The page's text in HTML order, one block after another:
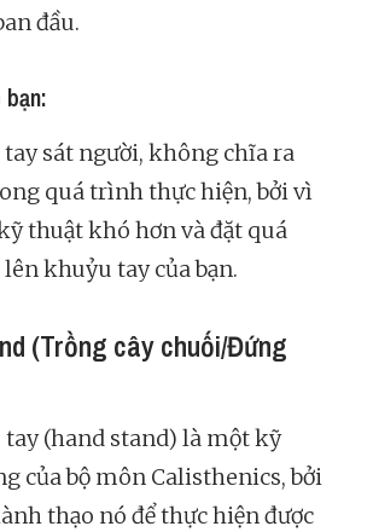
đầu.
bạn:
sát người, không chĩa ra
quá trình thực hiện, bởi vì
thuật khó hơn và đặt quá
khuỷu tay của bạn.
(Trồng cây chuối/Đứng
tay (hand stand) là một kỹ
của bộ môn Calisthenics, bởi
thạo nó để thực hiện được